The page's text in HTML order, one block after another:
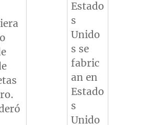
Estado
s
Unido
s se
fabric
an en
Estado
s
Unido